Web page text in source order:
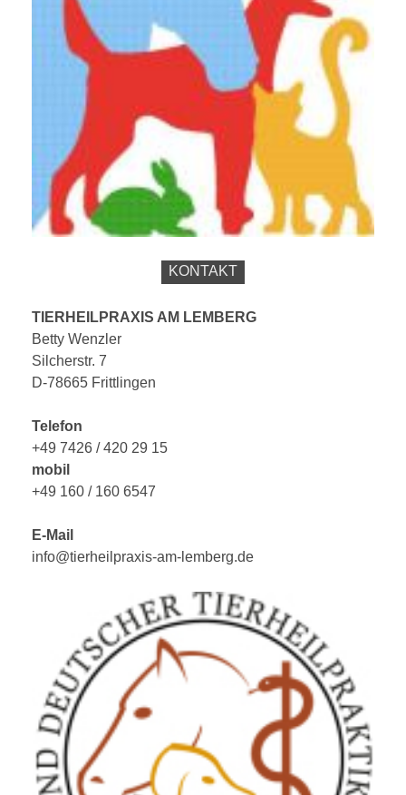
KONTAKT
TIERHEILPRAXIS AM LEMBERG
Betty Wenzler
Silcherstr. 7
D-78665 Frittlingen
Telefon
+49 7426 / 420 29 15
mobil
+49 160 / 160 6547
E-Mail
info@tierheilpraxis-am-lemberg.de